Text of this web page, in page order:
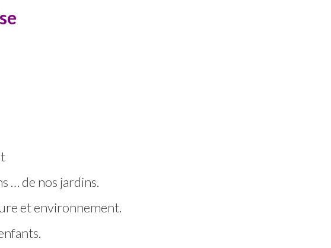
… de nos jardins.
et environnement.